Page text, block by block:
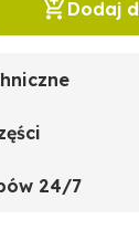
Dodaj
24/7